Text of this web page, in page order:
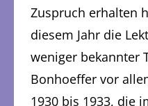
Zuspruch erhalten
diesem Jahr die
weniger bekannter
Bonhoeffer vor
1930 bis 1933, die